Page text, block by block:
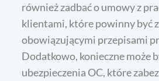
również zadbać o umowy z
klientami, które powinny być
obowiązującymi przepisami
Dodatkowo, konieczne może
ubezpieczenia OC, które